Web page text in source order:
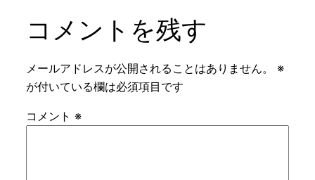
コメントを残す
メールアドレスが公開されることはありません。
※
が付いている欄は必須項目です
コメント ※